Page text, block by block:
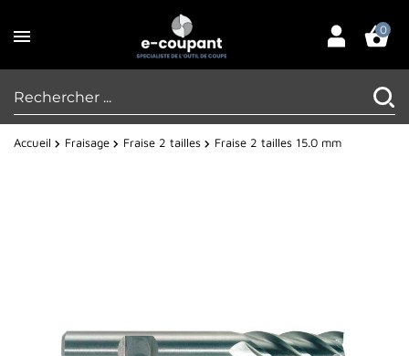
0
Accueil Fraisage Fraise 2 tailles Fraise 2 tailles 15.0 mm